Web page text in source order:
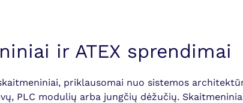
ir ATEX sprendimai
priklausomai nuo sistemos
PLC modulių arba jungčių dėžučių.